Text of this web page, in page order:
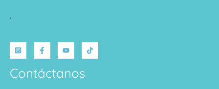
.
Contáctanos